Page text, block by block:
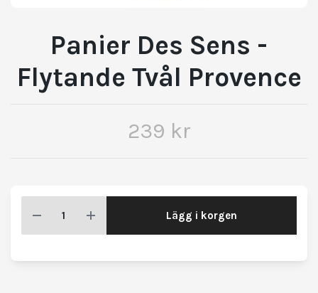
Panier Des Sens -
Flytande Tvål Provence
239 kr
Lägg i korgen